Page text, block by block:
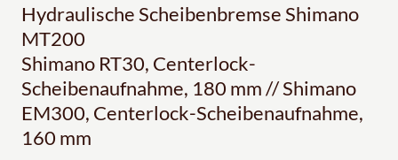
Hydraulische Scheibenbremse Shimano
MT200
Shimano RT30, Centerlock-
Scheibenaufnahme, 180 mm // Shimano
EM300, Centerlock-Scheibenaufnahme,
160 mm